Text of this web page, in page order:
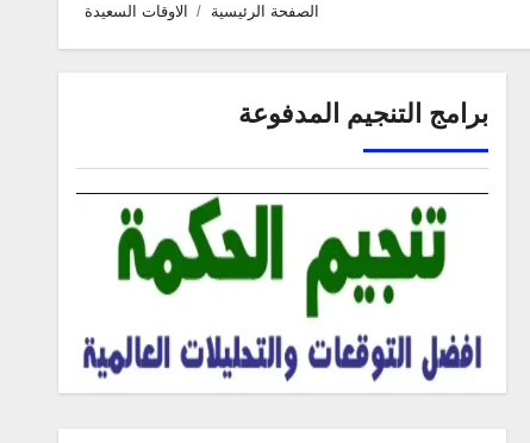
الصفحة الرئيسية الاوقات السعيدة
برامج التنجيم المدفوعة